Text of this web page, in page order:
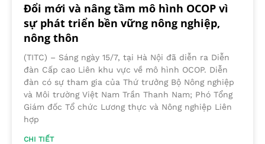
Đổi mới và nâng tầm mô hình OCOP vì
sự phát triển bền vững nông nghiệp,
nông thôn
(TITC) – Sáng ngày 15/7, tại Hà Nội đã diễn ra Diễn
đàn Cấp cao Liên khu vực về mô hình OCOP. Diễn
đàn có sự tham gia của Thứ trưởng Bộ Nông nghiệp
và Môi trường Việt Nam Trần Thanh Nam; Phó Tổng
Giám đốc Tổ chức Lương thực và Nông nghiệp Liên
hợp
CHI TIẾT